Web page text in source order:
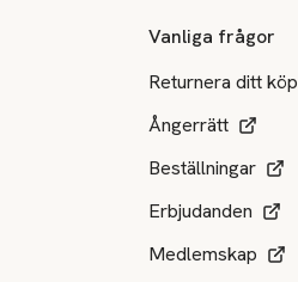
Vanliga frågor
Returnera ditt köp
Ångerrätt
Beställningar
Erbjudanden
Medlemskap